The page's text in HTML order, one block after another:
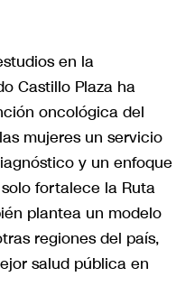
en la
Castillo Plaza ha
oncológica del
mujeres un servicio
y un enfoque
fortalece la Ruta
plantea un modelo
regiones del país,
salud pública en